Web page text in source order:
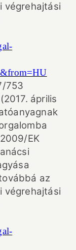
végrehajtási
753
április
EK
az
végrehajtási